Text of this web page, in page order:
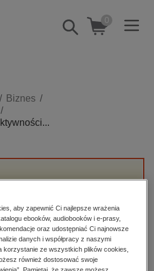
Pokaż/schowaj
wyszukiwarkę
0
gospodarka
technologie, informatyka
Biznes
aby zapewnić Ci najlepsze wrażenia
ebooków, audiobooków i e-prasy,
oraz udostępniać Ci najnowsze
danych i współpracy z naszymi
korzystanie ze wszystkich plików cookies,
również dostosować swoje